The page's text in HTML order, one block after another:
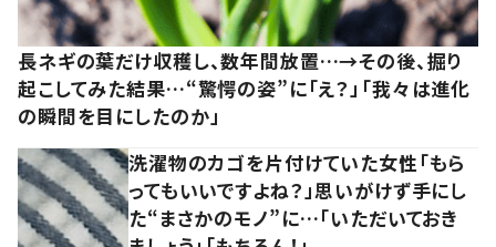
長ネギの葉だけ収穫し、数年間放置…→その後、掘り
起こしてみた結果…“驚愕の姿”に「え？」「我々は進化
の瞬間を目にしたのか」
洗濯物のカゴを片付けていた女性「もら
ってもいいですよね？」思いがけず手にし
た“まさかのモノ”に…「いただいておき